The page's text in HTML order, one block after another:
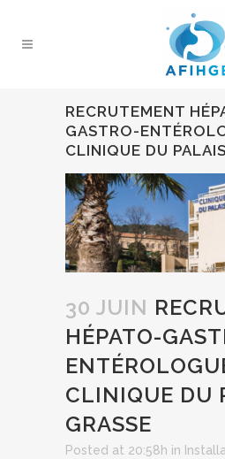
RECRUTEMENT
GASTRO-
CLINIQUE DU
30 JUIN
HÉPATO-
CLINIQUE DU
GRASSE
Posted at 20:58h in